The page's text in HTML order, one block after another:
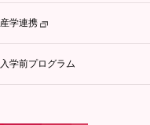
産学連携
入学前プログラム